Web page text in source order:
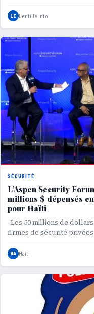
LE Lentille Info
SÉCURITÉ
L’Aspen Security
millions $ dépensés
pour Haïti
Les 50 millions de
firmes de sécurité privées
HA Haiti